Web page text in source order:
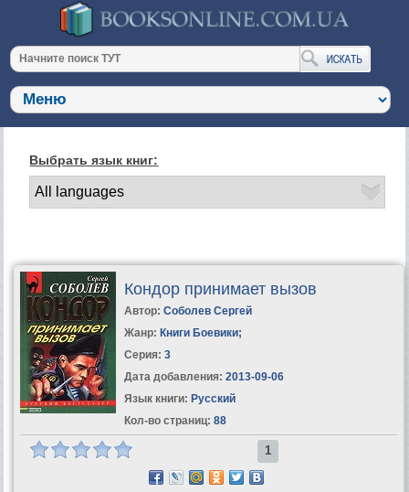
Выбрать язык книг:
Кондор принимает вызов
Автор: Соболев Сергей
Жанр: Книги Боевики;
Серия: 3
Дата добавления: 2013-09-06
Язык книги: Русский
Кол-во страниц: 88
1